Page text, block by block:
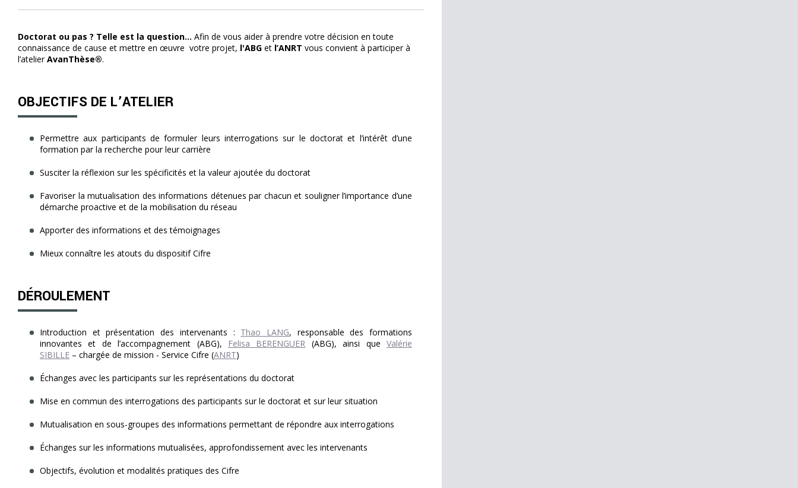
Doctorat ou pas ? Telle est la question… Afin de vous aider à prendre votre décision en toute
connaissance de cause et mettre en œuvre votre projet, l'ABG et l’ANRT vous convient à participer à
l’atelierAvanThèse®.
OBJECTIFS DE L’ATELIER
Permettre aux participants de formuler leurs interrogations sur le doctorat et l’intérêt d’une
formation par la recherche pour leur carrière
Susciter la réflexion sur les spécificités et la valeur ajoutée du doctorat
Favoriser la mutualisation des informations détenues par chacun et souligner l’importance d’une
démarche proactive et de la mobilisation du réseau
Apporter des informations et des témoignages
Mieux connaître les atouts du dispositif Cifre
DÉROULEMENT
Introduction et présentation des intervenants : Thao LANG, responsable des formations
innovantes et de l’accompagnement (ABG),
Felisa BERENGUER (ABG), ainsi queValérie
SIBILLE – chargée de mission - Service Cifre (ANRT)
Échanges avec les participants sur les représentations du doctorat
Mise en commun des interrogations des participants sur le doctorat et sur leur situation
Mutualisation en sous-groupes des informations permettant de répondre aux interrogations
Échanges sur les informations mutualisées, approfondissement avec les intervenants
Objectifs, évolution et modalités pratiques des Cifre